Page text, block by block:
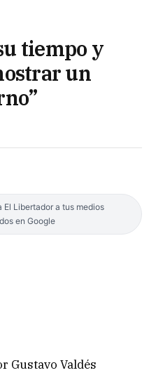
tiempo y
un
El Libertador a tus medios
en Google
Gustavo Valdés